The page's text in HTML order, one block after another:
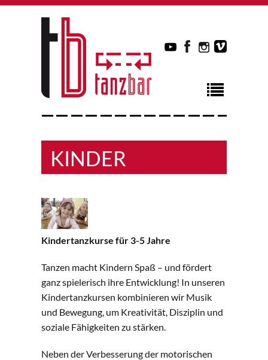
KINDER
Kindertanzkurse für 3-5 Jahre
Tanzen macht Kindern Spaß – und fördert
ganz spielerisch ihre Entwicklung! In unseren
Kindertanzkursen kombinieren wir Musik
und Bewegung, um Kreativität, Disziplin und
soziale Fähigkeiten zu stärken.
Neben der Verbesserung der motorischen